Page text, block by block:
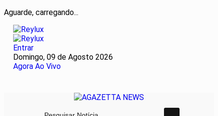
Aguarde, carregando...
Entrar
Domingo, 09 de Agosto 2026
Agora Ao Vivo